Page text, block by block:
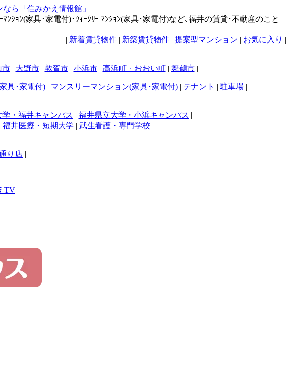
ｼｮﾝ(家具･家電付)･ｳｨｰｸﾘｰ ﾏﾝｼｮﾝ(家具･家電付)など､福井の賃貸･不動産のこと
| 新着賃貸物件 | 新築賃貸物件 | 提案型マンション | お気に入り |
市| 大野市| 敦賀市| 小浜市| 高浜町・おおい町| 舞鶴市|
具･家電付)| マンスリーマンション(家具･家電付)| テナント | 駐車場|
・福井キャンパス | 福井県立大学・小浜キャンパス |
| 福井医療・短期大学 | 武生看護・専門学校 |
り店 |